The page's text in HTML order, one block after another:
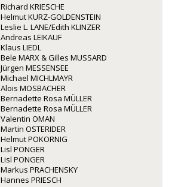
Richard KRIESCHE
Helmut KURZ-GOLDENSTEIN
Leslie L. LANE/Edith KLINZER
Andreas LEIKAUF
Klaus LIEDL
Bele MARX & Gilles MUSSARD
Jürgen MESSENSEE
Michael MICHLMAYR
Alois MOSBACHER
Bernadette Rosa MÜLLER
Bernadette Rosa MÜLLER
Valentin OMAN
Martin OSTERIDER
Helmut POKORNIG
Lisl PONGER
Lisl PONGER
Markus PRACHENSKY
Hannes PRIESCH